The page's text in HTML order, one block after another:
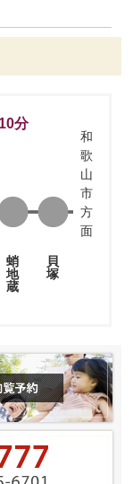
分
蛸
地
蔵
貝
塚
和
歌
山
市
方
面